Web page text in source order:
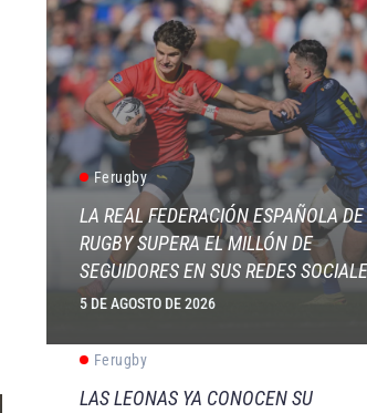
Ferugby
LA REAL FEDERACIÓN ESPAÑOLA DE
RUGBY SUPERA EL MILLÓN DE
SEGUIDORES EN SUS REDES
5 DE AGOSTO DE 2026
Ferugby
LAS LEONAS YA CONOCEN SU